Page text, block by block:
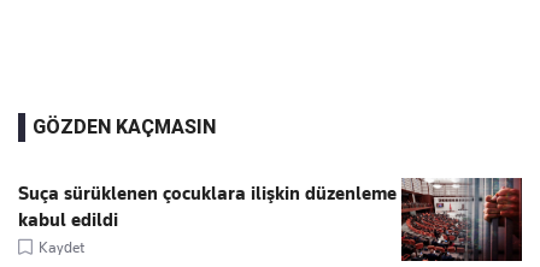
GÖZDEN KAÇMASIN
Suça sürüklenen çocuklara ilişkin düzenleme
kabul edildi
Kaydet